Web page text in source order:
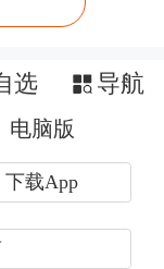
牌价值分成
过200亿
合计品牌价
200亿元，
选 导航
电脑版
下载App